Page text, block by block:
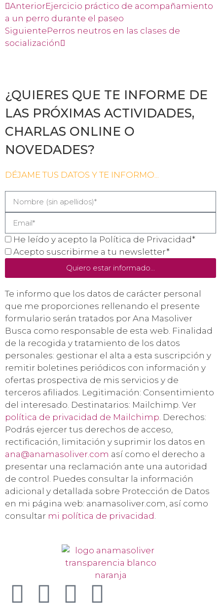
AnteriorEjercicio práctico de acompañamiento
a un perro durante el paseo
SiguientePerros neutros en las clases de
socialización
¿QUIERES QUE TE INFORME DE
LAS PRÓXIMAS ACTIVIDADES,
CHARLAS ONLINE O
NOVEDADES?
DÉJAME TUS DATOS Y TE INFORMO...
He leído y acepto la Política de Privacidad*
Acepto suscribirme a tu newsletter*
Quiero estar informado...
Te informo que los datos de carácter personal
que me proporciones rellenando el presente
formulario serán tratados por Ana Masoliver
Busca como responsable de esta web. Finalidad
de la recogida y tratamiento de los datos
personales: gestionar el alta a esta suscripción y
remitir boletines periódicos con información y
ofertas prospectiva de mis servicios y de
terceros afiliados. Legitimación: Consentimiento
del interesado. Destinatarios: Mailchimp. Ver
política de privacidad de Mailchimp . Derechos:
Podrás ejercer tus derechos de acceso,
rectificación, limitación y suprimir los datos en
ana@anamasoliver.com así como el derecho a
presentar una reclamación ante una autoridad
de control. Puedes consultar la información
adicional y detallada sobre Protección de Datos
en mi página web: anamasoliver.com, así como
consultar mi política de privacidad